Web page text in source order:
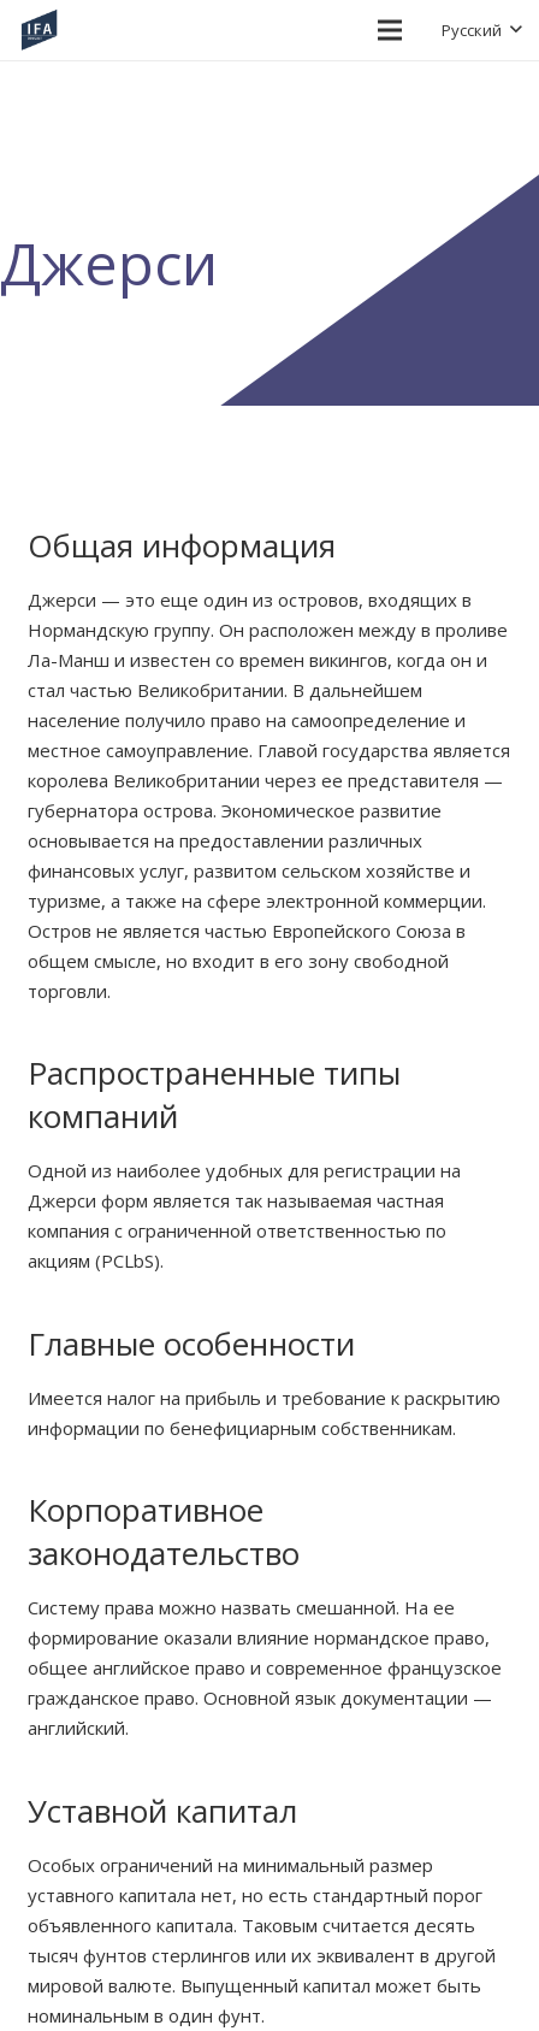
Русский
Джерси
Общая информация
Джерси — это еще один из островов, входящих в
Нормандскую группу. Он расположен между в проливе
Ла-Манш и известен со времен викингов, когда он и
стал частью Великобритании. В дальнейшем
население получило право на самоопределение и
местное самоуправление. Главой государства является
королева Великобритании через ее представителя —
губернатора острова. Экономическое развитие
основывается на предоставлении различных
финансовых услуг, развитом сельском хозяйстве и
туризме, а также на сфере электронной коммерции.
Остров не является частью Европейского Союза в
общем смысле, но входит в его зону свободной
торговли.
Распространенные типы
компаний
Одной из наиболее удобных для регистрации на
Джерси форм является так называемая частная
компания с ограниченной ответственностью по
акциям (PCLbS).
Главные особенности
Имеется налог на прибыль и требование к раскрытию
информации по бенефициарным собственникам.
Корпоративное
законодательство
Систему права можно назвать смешанной. На ее
формирование оказали влияние нормандское право,
общее английское право и современное французское
гражданское право. Основной язык документации —
английский.
Уставной капитал
Особых ограничений на минимальный размер
уставного капитала нет, но есть стандартный порог
объявленного капитала. Таковым считается десять
тысяч фунтов стерлингов или их эквивалент в другой
мировой валюте. Выпущенный капитал может быть
номинальным в один фунт.